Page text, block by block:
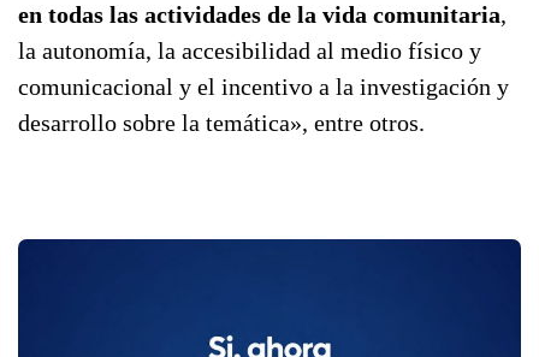
en todas las actividades de la vida comunitaria,
la autonomía, la accesibilidad al medio físico y
comunicacional y el incentivo a la investigación y
desarrollo sobre la temática», entre otros.